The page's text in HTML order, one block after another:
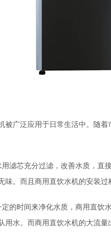
广泛应用于日常生活中。随
滤芯充分过滤，改善水质，
。而且商用直饮水机的安装过
的时间来净化水质，商用直
水。而商用直饮水机的大流量